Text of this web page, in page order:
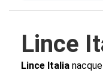
Lince
Lince Italia